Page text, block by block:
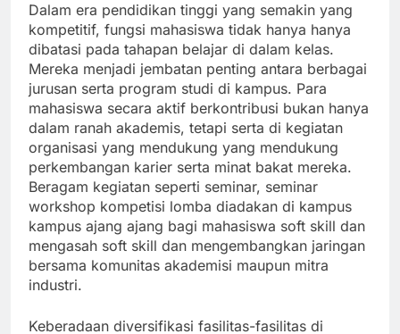
Dalam era pendidikan tinggi yang semakin yang
kompetitif, fungsi mahasiswa tidak hanya hanya
dibatasi pada tahapan belajar di dalam kelas.
Mereka menjadi jembatan penting antara berbagai
jurusan serta program studi di kampus. Para
mahasiswa secara aktif berkontribusi bukan hanya
dalam ranah akademis, tetapi serta di kegiatan
organisasi yang mendukung yang mendukung
perkembangan karier serta minat bakat mereka.
Beragam kegiatan seperti seminar, seminar
workshop kompetisi lomba diadakan di kampus
kampus ajang ajang bagi mahasiswa soft skill dan
mengasah soft skill dan mengembangkan jaringan
bersama komunitas akademisi maupun mitra
industri.
Keberadaan diversifikasi fasilitas-fasilitas di